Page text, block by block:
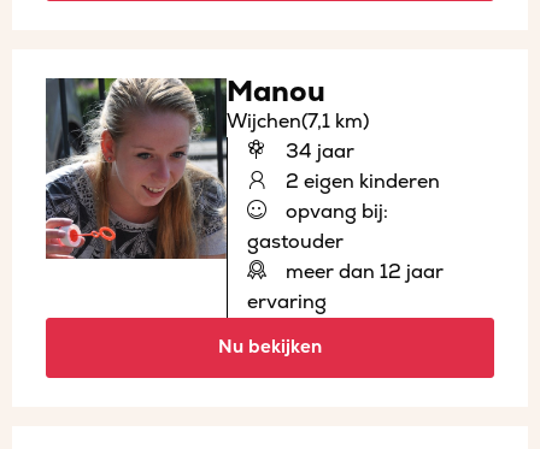
Manou
Wijchen(7,1 km)
34 jaar
2 eigen kinderen
opvang bij:
gastouder
meer dan 12 jaar
ervaring
Nu bekijken